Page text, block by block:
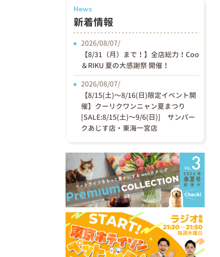
News
新着情報
2026/08/07/
【8/31（月）まで！】全店総力！Coo
＆RIKU 夏の大感謝祭 開催！
2026/08/07/
【8/15(土)〜8/16(日)限定イベント開
催】クーリクワンニャン夏まつり
[SALE:8/15(土)～9/6(日)] サンパー
クあじす店・東海一宮店